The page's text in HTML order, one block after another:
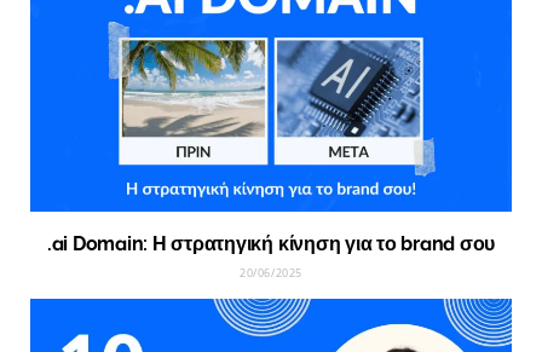
.ai Domain: Η στρατηγική κίνηση για το brand σου
20/06/2025